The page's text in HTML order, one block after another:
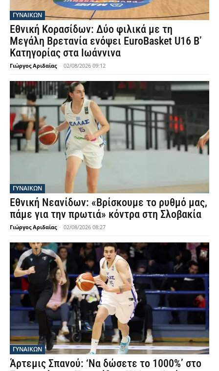
ΓΥΝΑΙΚΩΝ
Εθνική Κορασίδων: Δύο φιλικά με τη
Μεγάλη Βρετανία ενόψει EuroBasket U16 Β’
Κατηγορίας στα Ιωάννινα
Γιώργος Αριδαίας - 02/08/2026 09:12
ΓΥΝΑΙΚΩΝ
Εθνική Νεανίδων: «Βρίσκουμε το ρυθμό μας,
πάμε για την πρωτιά» κόντρα στη Σλοβακία
Γιώργος Αριδαίας - 02/08/2026 08:27
ΓΥΝΑΙΚΩΝ
Άρτεμις Σπανού: ‘Να δώσετε το 1000%’ στο